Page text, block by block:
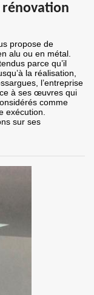
rénovation
propose de
alu ou en métal.
parce qu’il
la réalisation,
l’entreprise
à ses œuvres qui
comme
exécution.
sur ses